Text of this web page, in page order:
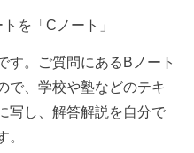
を「Cノート」
す。ご質問にあるBノート
で、学校や塾などのテキ
写し、解答解説を自分で
。